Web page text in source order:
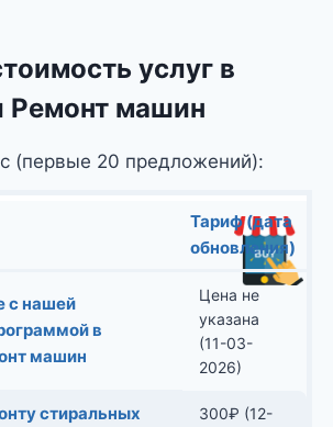
услуг в
Ремонт машин
(первые 20 предложений):
Тариф (дата
обновления)
с нашей
в
машин
Цена не
указана
(11-03-
2026)
стиральных
300₽ (12-